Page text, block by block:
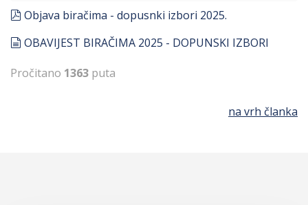
pdf
Objava biračima - dopusnki izbori 2025.
document
OBAVIJEST BIRAČIMA 2025 - DOPUNSKI IZBORI
Pročitano 1363 puta
na vrh članka